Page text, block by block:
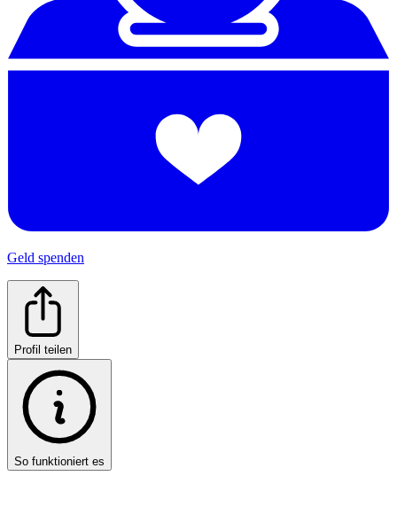
Geld spenden
Profil teilen
So funktioniert es